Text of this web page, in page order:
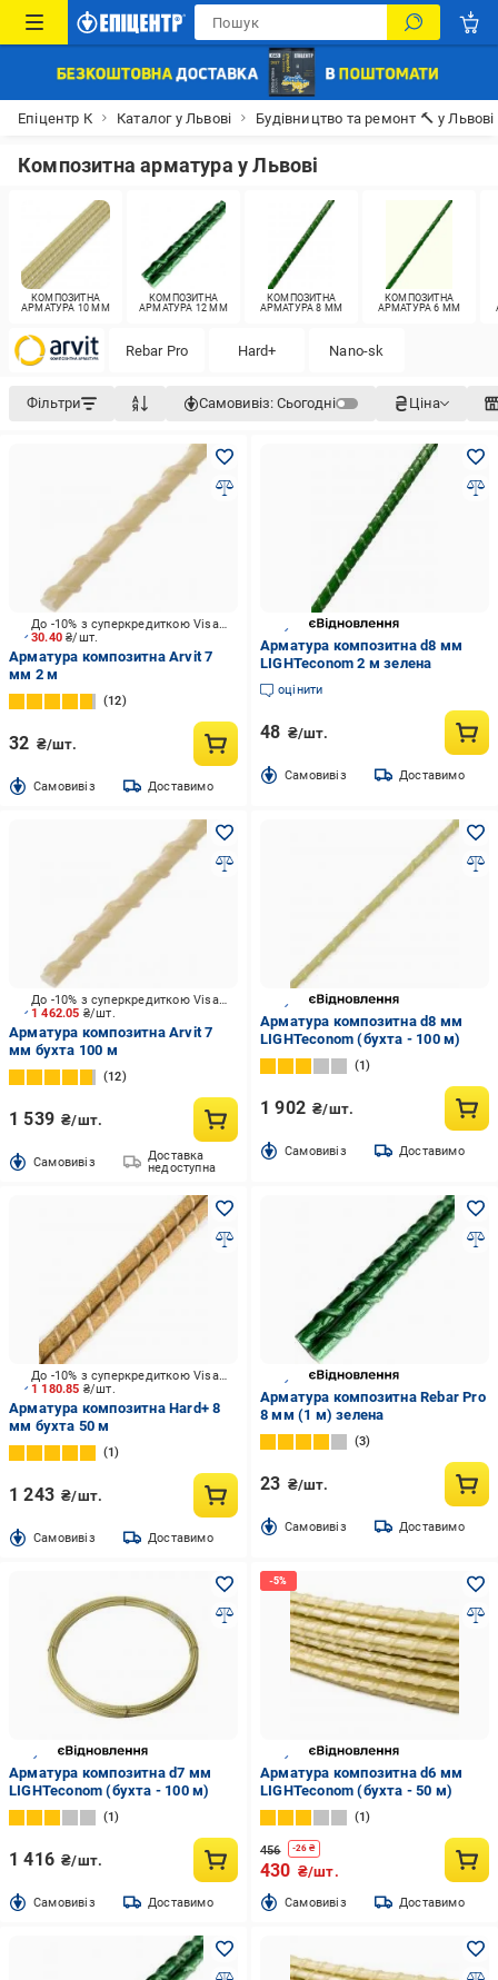
Епіцентр К Каталог у Львові Будівництво та ремонт 🔨 у Львові
Композитна арматура у Львові
КОМПОЗИТНА
АРМАТУРА 10 ММ
КОМПОЗИТНА
АРМАТУРА 12 ММ
КОМПОЗИТНА
АРМАТУРА 8 ММ
КОМПОЗИТНА
АРМАТУРА 6 ММ
Rebar Pro Hard+ Nano-sk
Фільтри Самовивіз: Сьогодні Ціна
30.40₴/шт.
До -10% з суперкредиткою Visa Вигода
Арматура композитна Arvit 7
мм 2 м
12
32 ₴/шт.
Cамовивіз Доставимо
Арматура композитна d8 мм
LIGHTeconom 2 м зелена
оцінити
48 ₴/шт.
Cамовивіз Доставимо
1 462.05 ₴/шт.
До -10% з суперкредиткою Visa Вигода
Арматура композитна Arvit 7
мм бухта 100 м
12
1 539 ₴/шт.
Cамовивіз
Доставка
недоступна
Арматура композитна d8 мм
LIGHTeconom (бухта - 100 м)
1
1 902 ₴/шт.
Cамовивіз Доставимо
1 180.85 ₴/шт.
До -10% з суперкредиткою Visa Вигода
Арматура композитна Hard+ 8
мм бухта 50 м
1
1 243 ₴/шт.
Cамовивіз Доставимо
Арматура композитна Rebar Pro
8 мм (1 м) зелена
3
23 ₴/шт.
Cамовивіз Доставимо
Арматура композитна d7 мм
LIGHTeconom (бухта - 100 м)
1
1 416 ₴/шт.
Cамовивіз Доставимо
Арматура композитна d6 мм
LIGHTeconom (бухта - 50 м)
1
456 -26 ₴
430 ₴/шт.
Cамовивіз Доставимо